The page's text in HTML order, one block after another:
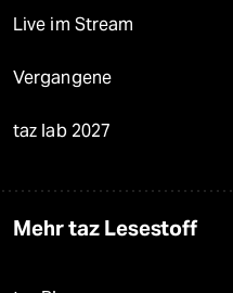
Live im Stream
Vergangene
taz lab 2027
Mehr taz Lesestoff